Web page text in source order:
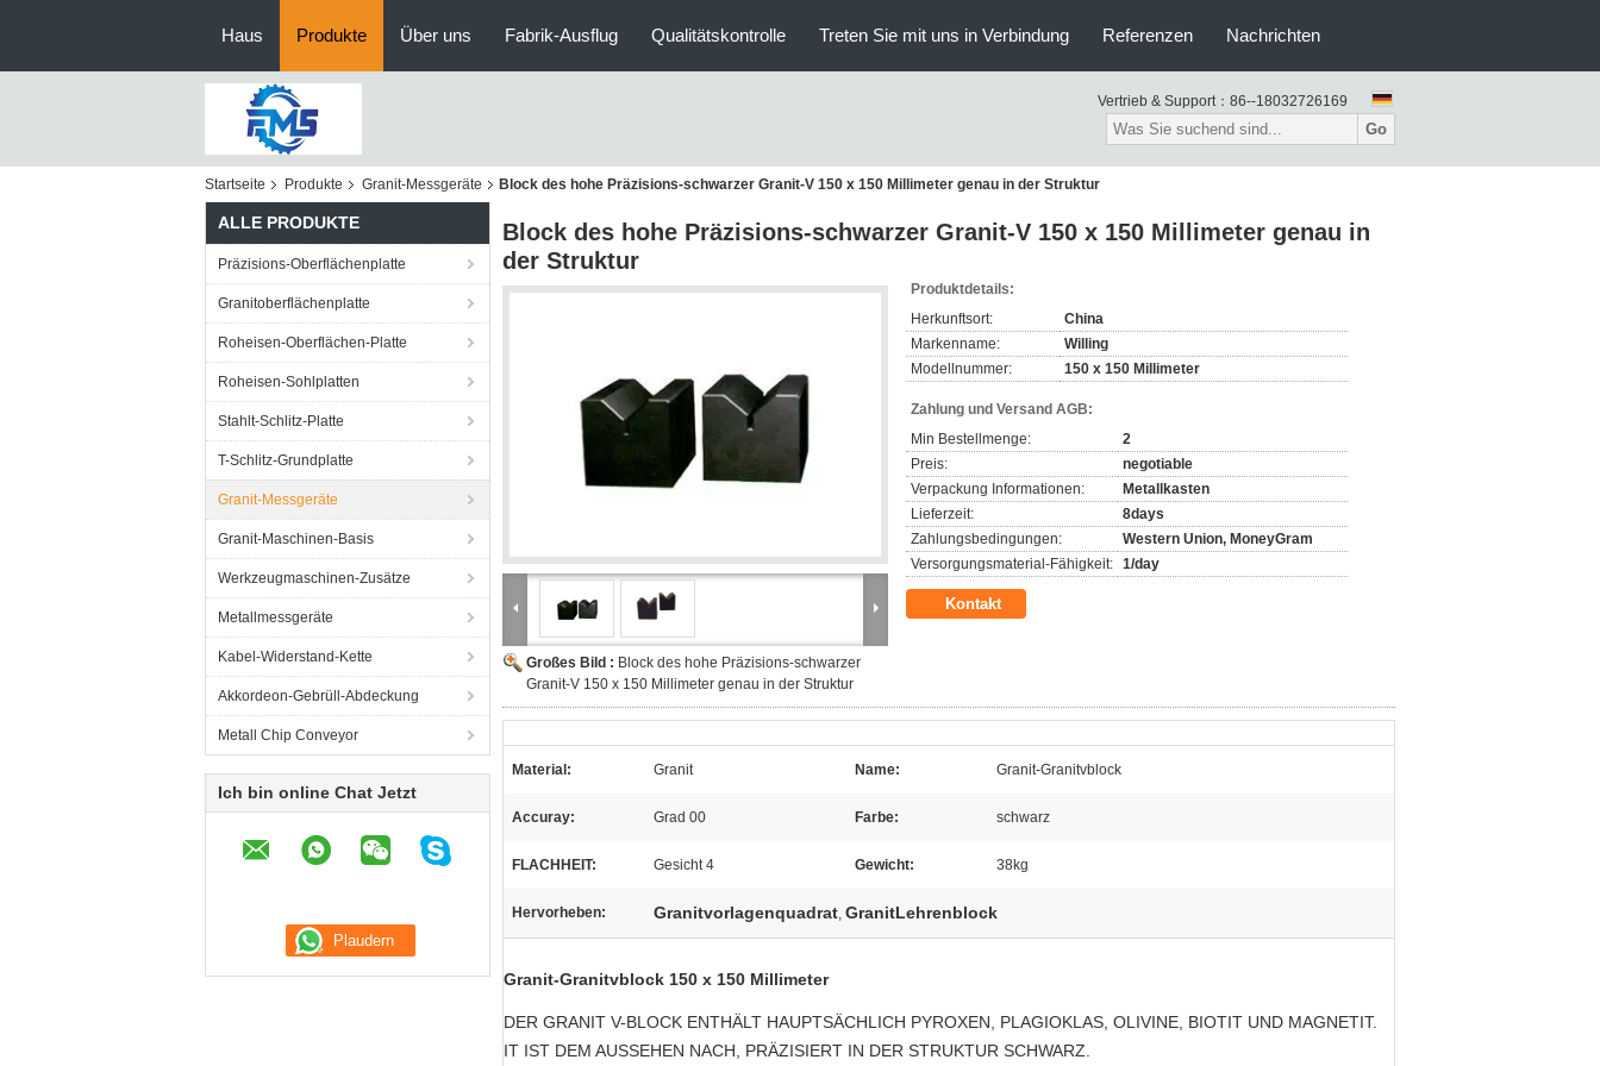
Haus Produkte Über uns Fabrik-Ausflug Qualitätskontrolle Treten Sie mit uns in Verbindung Referenzen Nachrichten
Vertrieb & Support： 86--18032726169
Go
Startseite Produkte Granit-Messgeräte Block des hohe Präzisions-schwarzer Granit-V 150 x 150 Millimeter genau in der Struktur
ALLE PRODUKTE
Präzisions-Oberflächenplatte
Granitoberflächenplatte
Roheisen-Oberflächen-Platte
Roheisen-Sohlplatten
Stahlt-Schlitz-Platte
T-Schlitz-Grundplatte
Granit-Messgeräte
Granit-Maschinen-Basis
Werkzeugmaschinen-Zusätze
Metallmessgeräte
Kabel-Widerstand-Kette
Akkordeon-Gebrüll-Abdeckung
Metall Chip Conveyor
Ich bin online Chat Jetzt
Block des hohe Präzisions-schwarzer Granit-V 150 x 150 Millimeter genau in
der Struktur
Großes Bild : Block des hohe Präzisions-schwarzer
Granit-V 150 x 150 Millimeter genau in der Struktur
Produktdetails:
Herkunftsort:
China
Markenname:
Willing
Modellnummer:
150 x 150 Millimeter
Zahlung und Versand AGB:
Min Bestellmenge:
2
Preis:
negotiable
Verpackung Informationen:
Metallkasten
Lieferzeit:
8days
Zahlungsbedingungen:
Western Union, MoneyGram
Versorgungsmaterial-Fähigkeit: 1/day
Kontakt
Material: Granit Name: Granit-Granitvblock
Accuray: Grad 00 Farbe: schwarz
FLACHHEIT: Gesicht 4 Gewicht: 38kg
Hervorheben: Granitvorlagenquadrat, GranitLehrenblock
Granit-Granitvblock 150 x 150 Millimeter
DER GRANIT V-BLOCK ENTHÄLT HAUPTSÄCHLICH PYROXEN, PLAGIOKLAS, OLIVINE, BIOTIT UND MAGNETIT.
IT IST DEM AUSSEHEN NACH, PRÄZISIERT IN DER STRUKTUR SCHWARZ.